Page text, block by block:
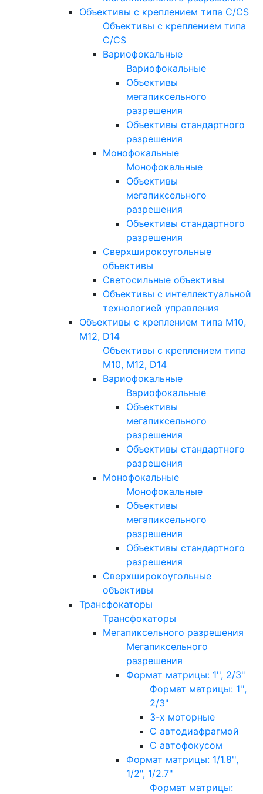
Объективы с креплением типа C/CS
Объективы с креплением типа
C/CS
Вариофокальные
Вариофокальные
Объективы
мегапиксельного
разрешения
Объективы стандартного
разрешения
Монофокальные
Монофокальные
Объективы
мегапиксельного
разрешения
Объективы стандартного
разрешения
Сверхширокоугольные
объективы
Светосильные объективы
Объективы с интеллектуальной
технологией управления
Объективы с креплением типа M10,
M12, D14
Объективы с креплением типа
M10, M12, D14
Вариофокальные
Вариофокальные
Объективы
мегапиксельного
разрешения
Объективы стандартного
разрешения
Монофокальные
Монофокальные
Объективы
мегапиксельного
разрешения
Объективы стандартного
разрешения
Сверхширокоугольные
объективы
Трансфокаторы
Трансфокаторы
Мегапиксельного разрешения
Мегапиксельного
разрешения
Формат матрицы: 1'', 2/3"
Формат матрицы: 1'',
2/3"
3-х моторные
С автодиафрагмой
С автофокусом
Формат матрицы: 1/1.8'',
1/2", 1/2.7"
Формат матрицы: